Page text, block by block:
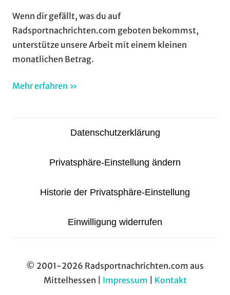
Wenn dir gefällt, was du auf
Radsportnachrichten.com geboten bekommst,
unterstütze unsere Arbeit mit einem kleinen
monatlichen Betrag.
Mehr erfahren »
Datenschutzerklärung
Privatsphäre-Einstellung ändern
Historie der Privatsphäre-Einstellung
Einwilligung widerrufen
© 2001-2026 Radsportnachrichten.com aus
Mittelhessen | Impressum Kontakt